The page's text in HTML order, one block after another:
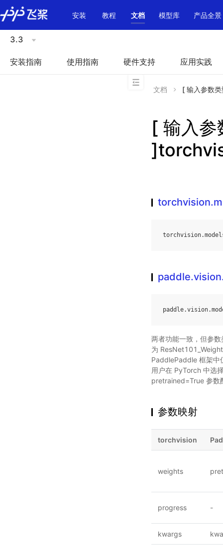
\u200E
安装
教程 文档 模型库 产品全景
3.3
安装指南 使用指南 硬件支持 应用实践
文档 [ 输入参数
[ 输入参
torchvision.
paddle.vision.
两者功能一致，但参
为
PaddlePaddle 框架中
用户在 PyTorch 中选
pretrained=True 参数
参数映射
torchvision
weights
progress -
kwargs